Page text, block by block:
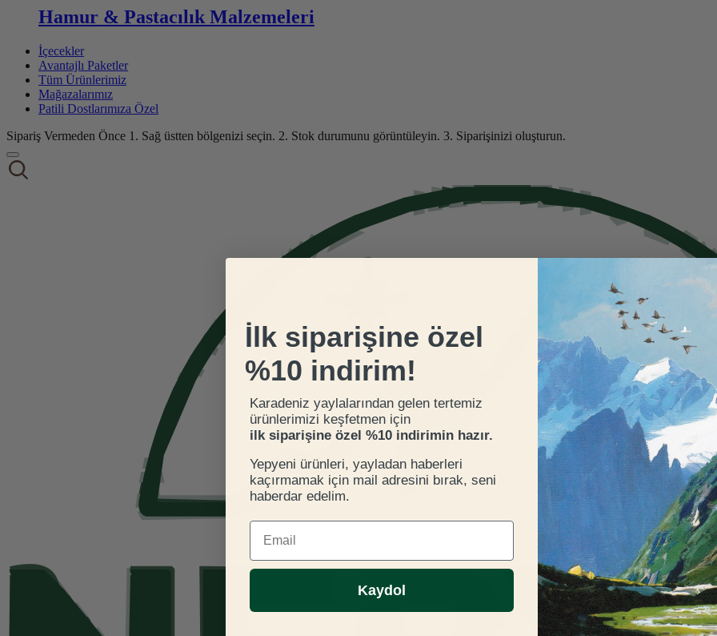
Hamur & Pastacılık Malzemeleri
İçecekler
Avantajlı Paketler
Tüm Ürünlerimiz
Mağazalarımız
Patili Dostlarımıza Özel
Sipariş Vermeden Önce 1. Sağ üstten bölgenizi seçin. 2. Stok durumunu görüntüleyin. 3. Siparişinizi oluşturun.
İlk siparişine özel
%10 indirim!
Karadeniz yaylalarından gelen tertemiz
ürünlerimizi keşfetmen için
ilk siparişine özel %10 indirimin hazır.
Yepyeni ürünleri, yayladan haberleri
kaçırmamak için mail adresini bırak, seni
haberdar edelim.
E-mail
Kaydol